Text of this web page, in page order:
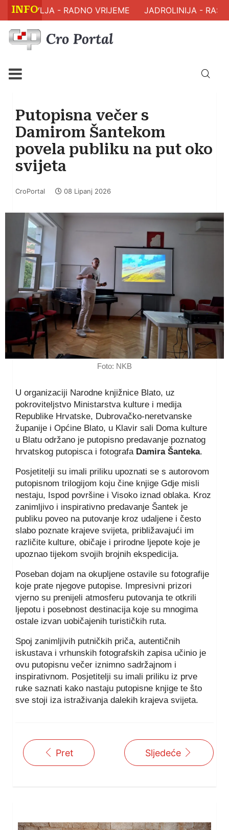
INFO
ZDRAVLJA - RADNO VRIJEME JADROLINIJA -
Putopisna večer s
Damirom Šantekom
povela publiku na put oko
svijeta
CroPortal 08 Lipanj 2026
Foto: NKB
U organizaciji Narodne knjižnice Blato, uz
pokroviteljstvo Ministarstva kulture i medija
Republike Hrvatske, Dubrovačko-neretvanske
županije i Općine Blato, u Klavir sali Doma kulture
u Blatu održano je putopisno predavanje poznatog
hrvatskog putopisca i fotografa Damira Šanteka.
Posjetitelji su imali priliku upoznati se s autorovom
putopisnom trilogijom koju čine knjige Gdje misli
nestaju, Ispod površine i Visoko iznad oblaka. Kroz
zanimljivo i inspirativno predavanje Šantek je
publiku poveo na putovanje kroz udaljene i često
slabo poznate krajeve svijeta, približavajući im
različite kulture, običaje i prirodne ljepote koje je
upoznao tijekom svojih brojnih ekspedicija.
Poseban dojam na okupljene ostavile su fotografije
koje prate njegove putopise. Impresivni prizori
vjerno su prenijeli atmosferu putovanja te otkrili
ljepotu i posebnost destinacija koje su mnogima
ostale izvan uobičajenih turističkih ruta.
Spoj zanimljivih putničkih priča, autentičnih
iskustava i vrhunskih fotografskih zapisa učinio je
ovu putopisnu večer iznimno sadržajnom i
inspirativnom. Posjetitelji su imali priliku iz prve
ruke saznati kako nastaju putopisne knjige te što
sve stoji iza istraživanja dalekih krajeva svijeta.
Pret Sljedeće